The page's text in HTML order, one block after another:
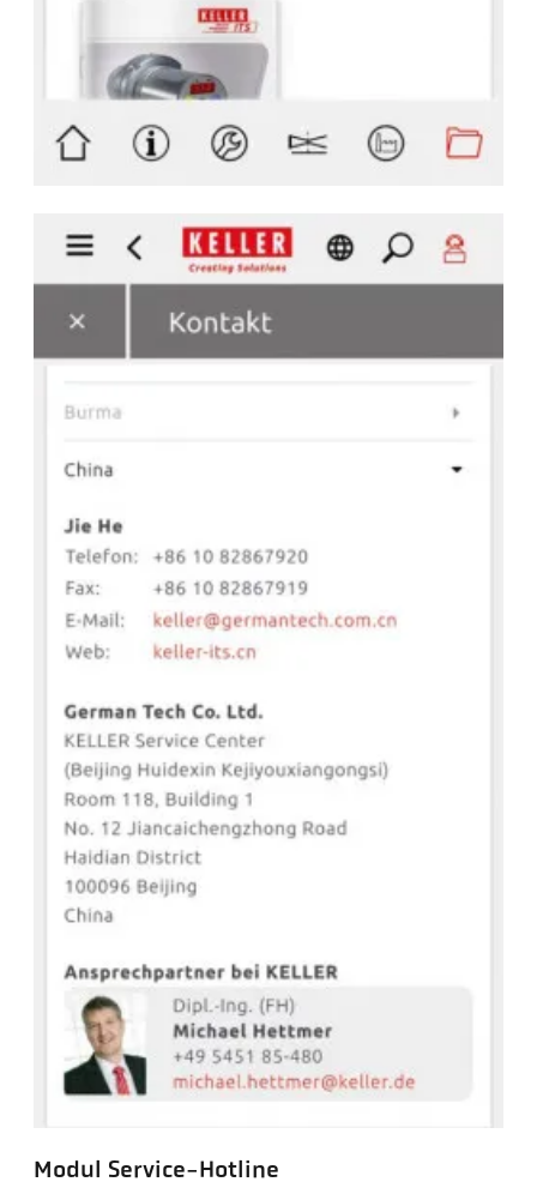
Modul Service-Hotline